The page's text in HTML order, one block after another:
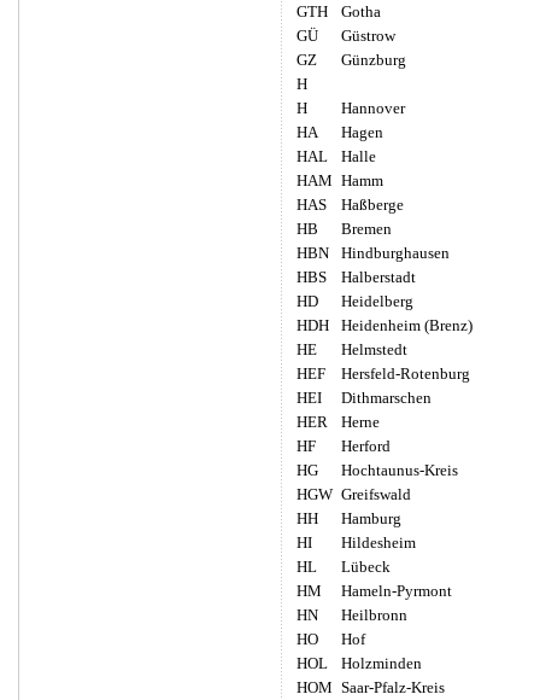
GTH
Gotha
GÜ
Güstrow
GZ
Günzburg
H
H
Hannover
HA
Hagen
HAL
Halle
HAM Hamm
HAS
Haßberge
HB
Bremen
HBN
Hindburghausen
HBS
Halberstadt
HD
Heidelberg
HDH
Heidenheim (Brenz)
HE
Helmstedt
HEF
Hersfeld-Rotenburg
HEI
Dithmarschen
HER
Herne
HF
Herford
HG
Hochtaunus-Kreis
HGW Greifswald
HH
Hamburg
HI
Hildesheim
HL
Lübeck
HM
Hameln-Pyrmont
HN
Heilbronn
HO
Hof
HOL
Holzminden
HOM Saar-Pfalz-Kreis